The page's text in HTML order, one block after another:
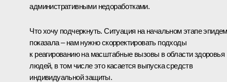
административными недоработками.
Что хочу подчеркнуть. Ситуация на начальном этапе
показала – нам нужно скорректировать подходы
к реагированию на масштабные вызовы в области здоровья
людей, в том числе это касается выпуска средств
индивидуальной защиты.